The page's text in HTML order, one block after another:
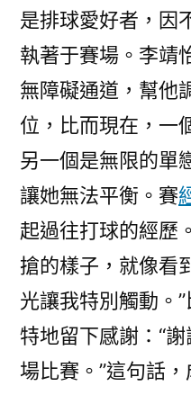
是排球愛好者，因
執著于賽場。李靖
無障礙通道，幫他
位，比而現在，一
另一個是無限的單
讓她無法平衡。賽
起過往打球的經歷
搶的樣子，就像看
光讓我特別觸動。
特地留下感謝：“
場比賽。”這句話